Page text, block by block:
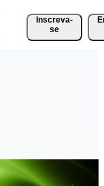
Inscreva-
se